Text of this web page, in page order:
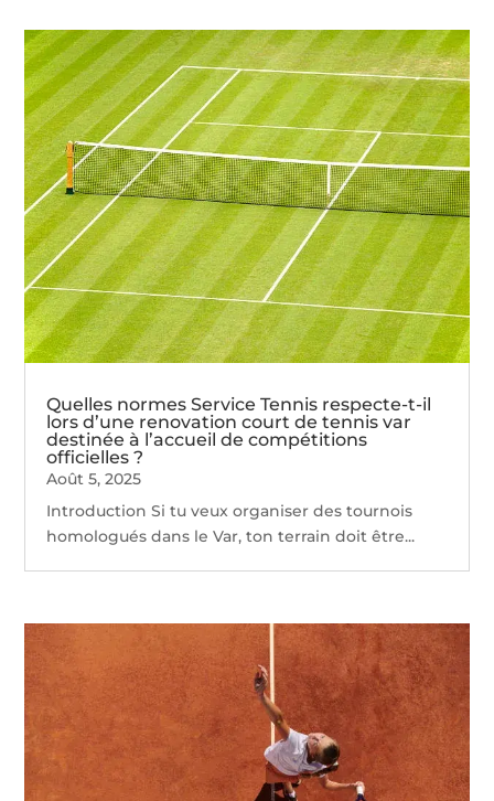
Quelles normes Service Tennis respecte-t-il
lors d’une renovation court de tennis var
destinée à l’accueil de compétitions
officielles ?
Août 5, 2025
Introduction Si tu veux organiser des tournois
homologués dans le Var, ton terrain doit être...